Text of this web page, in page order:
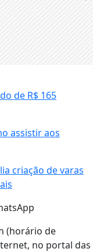
de R$ 165
assistir aos
criação de varas
(horário de
no portal das